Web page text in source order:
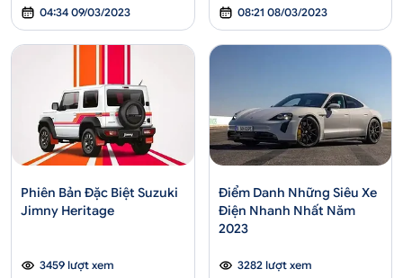
04:34 09/03/2023
08:21 08/03/2023
Phiên Bản Đặc Biệt Suzuki
Jimny Heritage
3459 lượt xem
Điểm Danh Những Siêu Xe
Điện Nhanh Nhất Năm
2023
3282 lượt xem